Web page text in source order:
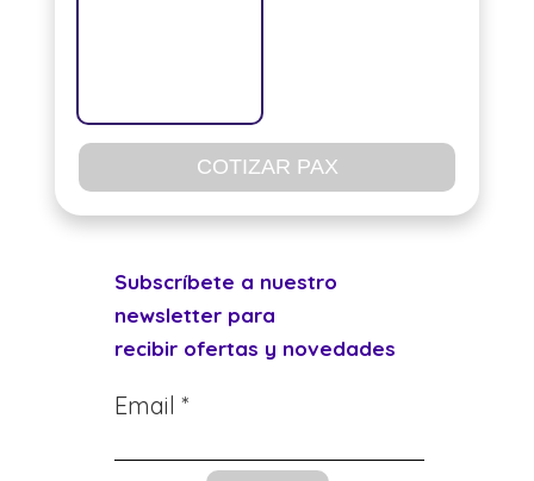
COTIZAR PAX
Subscríbete a nuestro
newsletter para
recibir ofertas y novedades
Email *